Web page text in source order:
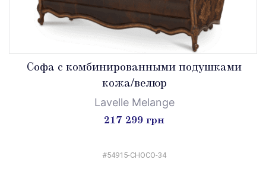
Софа с комбинированными подушками
кожа/велюр
Lavelle Melange
217 299 грн
#54915-CHOCO-34